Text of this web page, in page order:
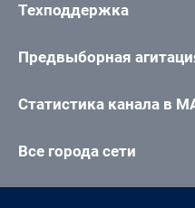
Техподдержка
Предвыборная
Статистика канала в
Все города сети